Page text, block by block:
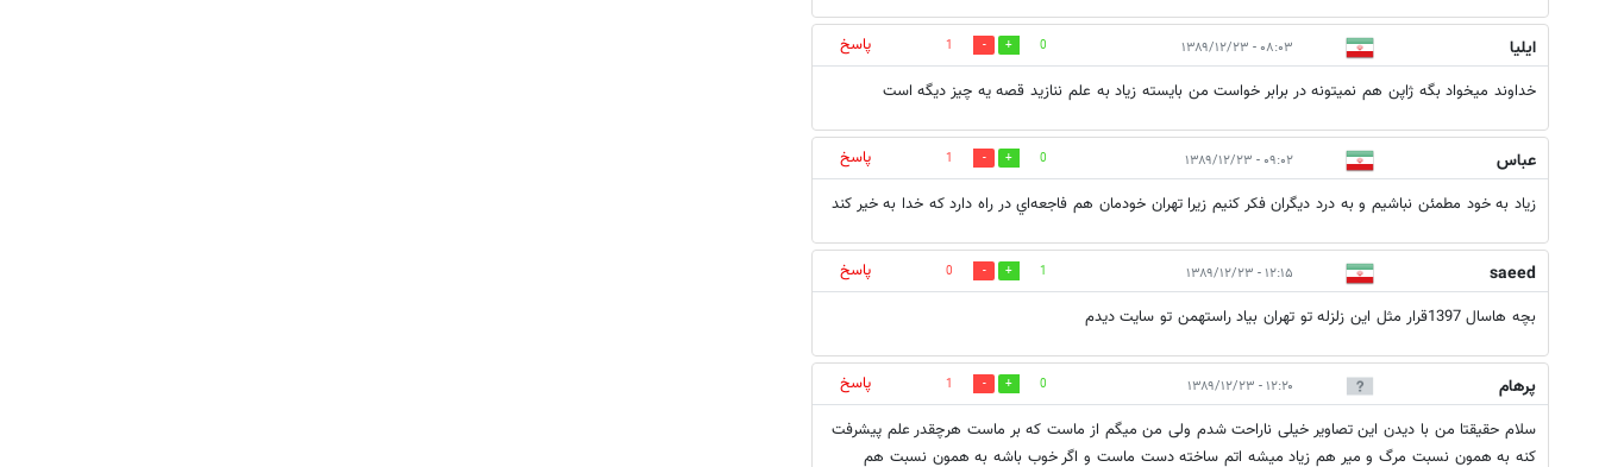
ایلیا ۰۸:۰۳ - ۱۳۸۹/۱۲/۲۳ 0
1
پاسخ
خداوند میخواد بگه ژاپن هم نمیتونه در برابر خواست من بایسته زیاد به علم ننازید قصه یه چیز دیگه است
عباس ۰۹:۰۲ - ۱۳۸۹/۱۲/۲۳ 0
1
پاسخ
زياد به خود مطمئن نباشيم و به درد ديگران فكر كنيم زيرا تهران خودمان هم فاجعه‌اي در راه دارد كه خدا به خير كند
saeed ۱۲:۱۵ - ۱۳۸۹/۱۲/۲۳ 1
0
پاسخ
بچه هاسال 1397قرار مثل این زلزله تو تهران بیاد راستهمن تو سایت دیدم
پرهام ۱۲:۲۰ - ۱۳۸۹/۱۲/۲۳ 0
1
پاسخ
سلام حقیقتا من با دیدن این تصاویر خیلی ناراحت شدم ولی من میگم از ماست که بر ماست هرچقدر علم پیشرفت
کنه به همون نسبت مرگ و میر هم زیاد میشه اتم ساخته دست ماست و اگر خوب باشه به همون نسبت هم